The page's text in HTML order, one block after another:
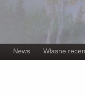
News Własne